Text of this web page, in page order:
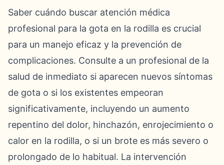
Saber cuándo buscar atención médica
profesional para la gota en la rodilla es crucial
para un manejo eficaz y la prevención de
complicaciones. Consulte a un profesional de la
salud de inmediato si aparecen nuevos síntomas
de gota o si los existentes empeoran
significativamente, incluyendo un aumento
repentino del dolor, hinchazón, enrojecimiento o
calor en la rodilla, o si un brote es más severo o
prolongado de lo habitual. La intervención